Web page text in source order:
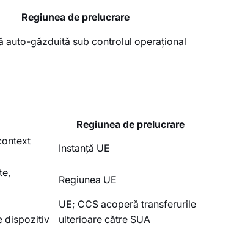
Regiunea de prelucrare
auto-găzduită sub controlul operațional
Regiunea de prelucrare
Instanță UE
Regiunea UE
dispozitiv
UE; CCS acoperă transferurile
ulterioare către SUA